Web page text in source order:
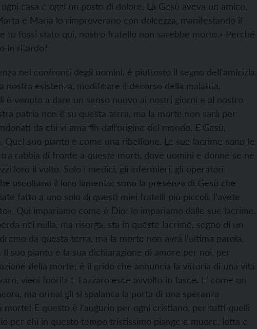
casa è oggi un posto di dolore. Là Gesù aveva un amico,
e Maria lo rimproverano con dolcezza, manifestando il
tu fossi stato qui, nostro fratello non sarebbe morto.» Perché
in ritardo?
nei confronti degli uomini, è piuttosto il segno dell’amicizia.
nostra esistenza, modificare il decorso della malattia,
è venuto a dare un senso nuovo ai nostri giorni e al nostro
patria non è su questa terra, ma la morte non sarà per
da chi vi ama fin dall’origine del mondo. E Gesù,
suo pianto è come una ribellione. Le sue lacrime sono le
rabbia di fronte a queste morti, dove uomini e donne se ne
loro il volto. Solo i medici, gli infermieri, gli operatori
ascoltano il loro lamento; sono la presenza di Gesù che
fatto a uno solo di questi miei fratelli più piccoli, l’avete
Qui impariamo come è Dio: lo impariamo dalle sue lacrime.
nel nulla, ma risorga, sta in queste lacrime, segno di un
da questa terra, ma la morte non avrà l’ultima parola,
suo pianto è la sua dichiarazione di amore per noi, per
della morte; è il grido che annuncia la vittoria di una vita
vieni fuori!» E Lazzaro esce avvolto in fasce. E’ come un
ma ormai gli si spalanca la porta di una speranza
E questo è l’augurio per ogni cristiano, per tutti quelli
per chi in questo tempo tristissimo piange e muore, lotta e